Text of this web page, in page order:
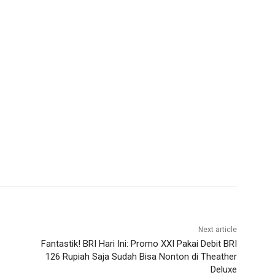
Next article
Fantastik! BRI Hari Ini: Promo XXI Pakai Debit BRI
126 Rupiah Saja Sudah Bisa Nonton di Theather
Deluxe